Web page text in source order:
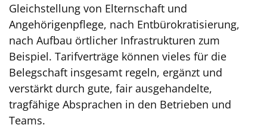
Gleichstellung von Elternschaft und
Angehörigenpflege, nach Entbürokratisierung,
nach Aufbau örtlicher Infrastrukturen zum
Beispiel. Tarifverträge können vieles für die
Belegschaft insgesamt regeln, ergänzt und
verstärkt durch gute, fair ausgehandelte,
tragfähige Absprachen in den Betrieben und
Teams.